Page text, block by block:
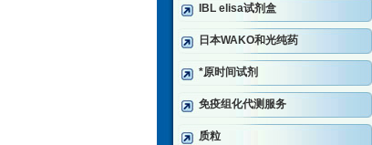
IBL elisa试剂盒
日本WAKO和光纯药
*原时间试剂
免疫组化代测服务
质粒